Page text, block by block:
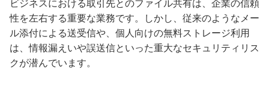
ビジネスにおける取引先とのファイル共有は、企業の信頼
性を左右する重要な業務です。しかし、従来のようなメー
ル添付による送受信や、個人向けの無料ストレージ利用
は、情報漏えいや誤送信といった重大なセキュリティリス
クが潜んでいます。